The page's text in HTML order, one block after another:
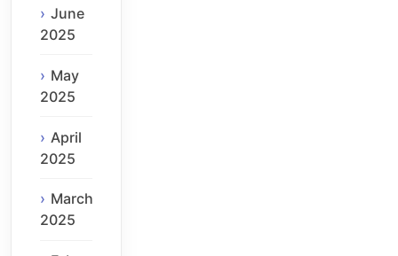
June
2025
May
2025
April
2025
March
2025